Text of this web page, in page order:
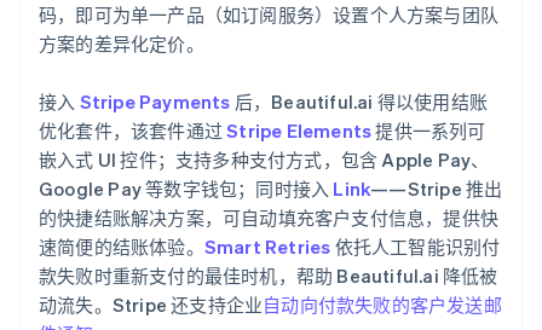
码，即可为单一产品（如订阅服务）设置个人方案与团队
方案的差异化定价。
接入 Stripe Payments 后，Beautiful.ai 得以使用结账
优化套件，该套件通过Stripe Elements提供一系列可
嵌入式 UI 控件；支持多种支付方式，包含 Apple Pay、
Google Pay 等数字钱包；同时接入 Link——Stripe 推出
的快捷结账解决方案，可自动填充客户支付信息，提供快
速简便的结账体验。 Smart Retries 依托人工智能识别付
款失败时重新支付的最佳时机，帮助 Beautiful.ai 降低被
动流失。Stripe 还支持企业自动向付款失败的客户发送邮